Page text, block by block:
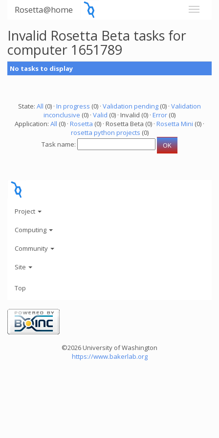
Rosetta@home
Invalid Rosetta Beta tasks for
computer 1651789
No tasks to display
State: All (0) · In progress (0) · Validation pending (0) · Validation
inconclusive (0) · Valid (0) · Invalid (0) · Error (0)
Application: All (0) · Rosetta (0) · Rosetta Beta (0) · Rosetta Mini (0) ·
rosetta python projects (0)
Task name:
Project
Computing
Community
Site
Top
©2026 University of Washington
https://www.bakerlab.org